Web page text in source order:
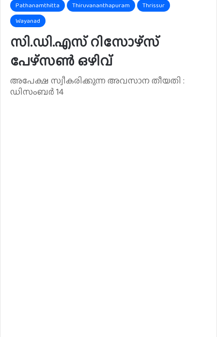
Pathanamthitta
Thiruvananthapuram
Thrissur
Wayanad
സി.ഡി.എസ് റിസോഴ്സ്
പേഴ്സൺ ഒഴിവ്
അപേക്ഷ സ്വീകരിക്കുന്ന അവസാന തീയതി :
ഡിസംബർ 14